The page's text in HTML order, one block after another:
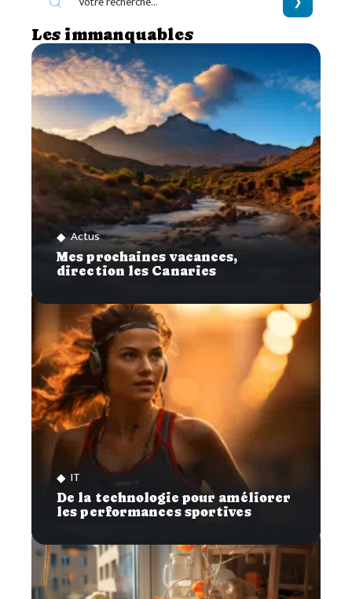
Les immanquables
Actus
Mes prochaines vacances,
direction les Canaries
IT
De la technologie pour améliorer
les performances sportives